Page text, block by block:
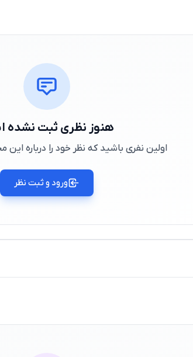
هنوز نظری ثبت نشده
اولین نفری باشید که نظر خود را درباره
ورود و ثبت نظر